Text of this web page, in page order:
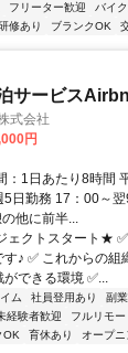
フリーター歓迎 バイ
修あり ブランクOK
サービス
式会社
円
：1日あたり8時間
5日勤務 17：00～
他に前半...
クトスタート★
♪ ✅ これからの
できる環境 ✅...
ム 社員登用あり 副
経験者歓迎 フルリモー
OK 育休あり オープ